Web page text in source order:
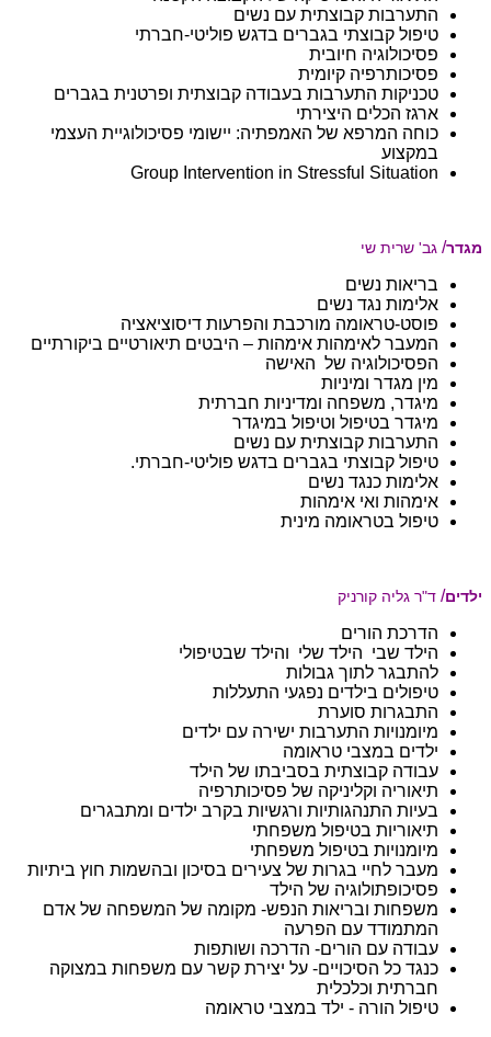
התערבות קבוצתית עם נשים
טיפול קבוצתי בגברים בדגש פוליטי-חברתי
פסיכולוגיה חיובית
פסיכותרפיה קיומית
טכניקות התערבות בעבודה קבוצתית ופרטנית בגברים
ארגז הכלים היצירתי​
כוחה המרפא של האמפתיה: יישומי פסיכולוגיית העצמי
במקצוע
Group Intervention in Stressful Situation
מגדר/ גב' שרית שי
בריאות נשים
אלימות נגד נשים
פוסט-טראומה מורכבת והפרעות דיסוציאציה
המעבר לאימהות אימהות – היבטים תיאורטיים ביקורתיים
הפסיכולוגיה של האישה
מין מגדר ומיניות
מיגדר, משפחה ומדיניות חברתית
מיגדר בטיפול וטיפול במיגדר
התערבות קבוצתית עם נשים
טיפול קבוצתי בגברים בדגש פוליטי-חברתי.
אלימות כנגד נשים
אימהות ואי אימהות
טיפול בטראומה מינית
ילדים/ ד"ר גליה קורניק
הדרכת הורים
הילד שבי הילד שלי והילד שבטיפולי
להתבגר לתוך גבולות
טיפולים בילדים נפגעי התעללות
התבגרות סוערת
מיומנויות התערבות ישירה עם ילדים
ילדים במצבי טראומה
עבודה קבוצתית בסביבתו של הילד
תיאוריה וקליניקה של פסיכותרפיה
בעיות התנהגותיות ורגשיות בקרב ילדים ומתבגרים
תיאוריות בטיפול משפחתי
מיומנויות בטיפול משפחתי
מעבר לחיי בגרות של צעירים בסיכון ובהשמות חוץ ביתיות
פסיכופתולוגיה של הילד
משפחות ובריאות הנפש- מקומה של המשפחה של אדם
המתמודד עם הפרעה​
עבודה עם הורים- הדרכה ושותפות
כנגד כל הסיכויים- על יצירת קשר עם משפחות במצוקה
חברתית וכלכלית
טיפול הורה - ילד במצבי טראומה